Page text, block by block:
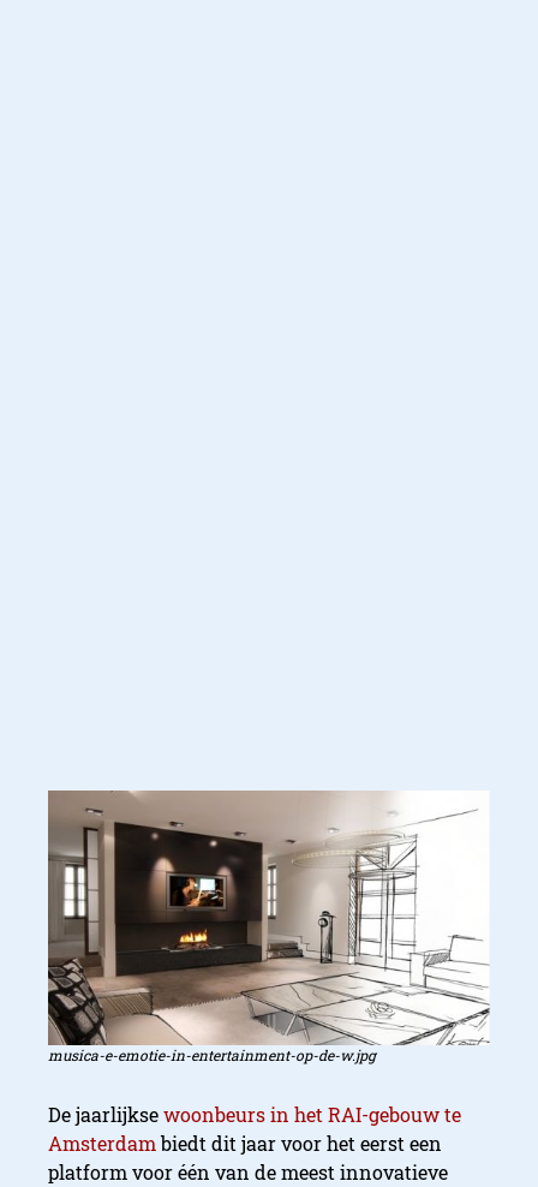
musica-e-emotie-in-entertainment-op-de-w.jpg
De jaarlijksewoonbeurs in het RAI-gebouw te
Amsterdambiedt dit jaar voor het eerst een
platform voor één van de meest innovatieve